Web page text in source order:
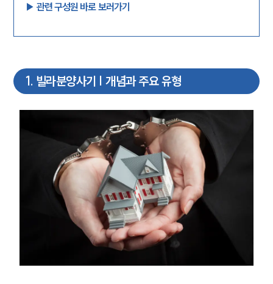
▶︎ 관련 구성원 바로 보러가기
1. 빌라분양사기 | 개념과 주요 유형